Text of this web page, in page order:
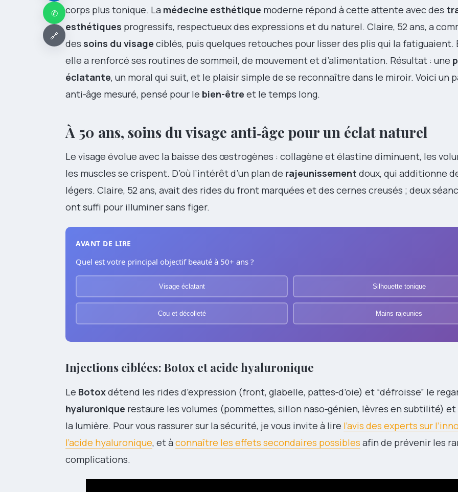
✆
🔗
corps plus tonique. La médecine esthétique moderne répond à cette attente avec des
esthétiques progressifs, respectueux des expressions et du naturel. Claire, 52 ans, a
des soins du visage ciblés, puis quelques retouches pour lisser des plis qui la fatiguaient.
elle a renforcé ses routines de sommeil, de mouvement et d’alimentation. Résultat : une
éclatante, un moral qui suit, et le plaisir simple de se reconnaître dans le miroir. Voici un
anti‑âge mesuré, pensé pour le bien-être et le temps long.
À 50 ans, soins du visage anti‑âge pour un éclat naturel
Le visage évolue avec la baisse des œstrogènes : collagène et élastine diminuent, les
les muscles se crispent. D’où l’intérêt d’un plan de rajeunissement doux, qui additionne
légers. Claire, 52 ans, avait des rides du front marquées et des cernes creusés ; deux
ont suffi pour illuminer sans figer.
AVANT DE LIRE
Quel est votre principal objectif beauté à 50+ ans ?
Visage éclatant Silhouette tonique
Cou et décolleté Mains rajeunies
Injections ciblées : Botox et acide hyaluronique
Le Botoxdétend les rides d’expression (front, glabelle, pattes‑d’oie) et “défroisse” le
hyaluronique restaure les volumes (pommettes, sillon naso‑génien, lèvres en subtilité)
la lumière. Pour vous rassurer sur la sécurité, je vous invite à lire l’avis des experts sur
l’acide hyaluronique, et à connaître les effets secondaires possibles afin de prévenir les
complications.